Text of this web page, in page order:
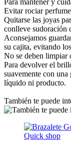
Evitar rociar
Quitarse las joyas
conlleve sudoración
Aconsejamos
su cajita, evitando
No se deben limpiar
Para devolver el
suavemente con
líquido ni producto.
También te puede
Quick shop